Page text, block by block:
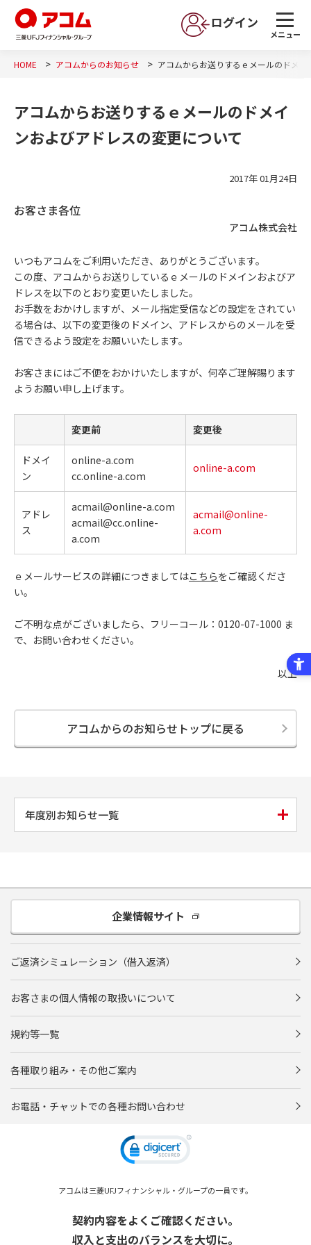
ログイン
メニュー
HOME アコムからのお知らせ アコムからお送りするｅメールのドメ
アコムからお送りするｅメールのドメイ
ンおよびアドレスの変更について
2017年 01月24日
お客さま各位
アコム株式会社
いつもアコムをご利用いただき、ありがとうございます。
この度、アコムからお送りしているｅメールのドメインおよびア
ドレスを以下のとおり変更いたしました。
お手数をおかけしますが、メール指定受信などの設定をされてい
る場合は、以下の変更後のドメイン、アドレスからのメールを受
信できるよう設定をお願いいたします。
お客さまにはご不便をおかけいたしますが、何卒ご理解賜ります
ようお願い申し上げます。
変更前 変更後
ドメイ
ン
online-a.com
cc.online-a.com
online-a.com
アドレ
ス
acmail@online-a.com
acmail@cc.online-
a.com
acmail@online-
a.com
ｅメールサービスの詳細につきましてはこちらをご確認くださ
い。
ご不明な点がございましたら、フリーコール：0120-07-1000 ま
で、お問い合わせください。
以上
アコムからのお知らせトップに戻る
年度別お知らせ一覧
企業情報サイト
ご返済シミュレーション（借入返済）
お客さまの個人情報の取扱いについて
規約等一覧
各種取り組み・その他ご案内
お電話・チャットでの各種お問い合わせ
アコムは三菱UFJフィナンシャル・グループの一員です。
契約内容をよくご確認ください。
収入と支出のバランスを大切に。